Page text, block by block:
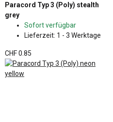
Paracord Typ 3 (Poly) stealth
grey
Sofort verfügbar
Lieferzeit: 1 - 3 Werktage
CHF 0.85